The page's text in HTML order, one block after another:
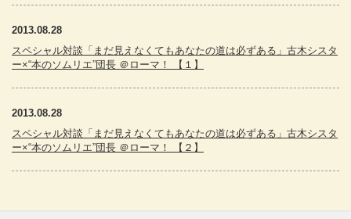
2013.08.28
スペシャル対談「まだ見えなくてもあなたの道は必ずある」古木シスタ
ー×“本のソムリエ”団長 ＠ローマ！ 【１】
2013.08.28
スペシャル対談「まだ見えなくてもあなたの道は必ずある」古木シスタ
ー×“本のソムリエ”団長 ＠ローマ！ 【２】